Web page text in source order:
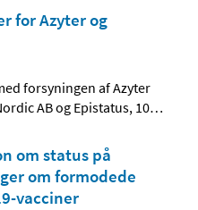
for Azyter og
forsyningen af Azyter
AB og Epistatus, 10…
om status på
om formodede
vacciner